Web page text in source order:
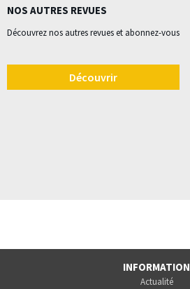
NOS AUTRES REVUES
Découvrez nos autres revues et abonnez-vous
Découvrir
INFORMATION
Actualité